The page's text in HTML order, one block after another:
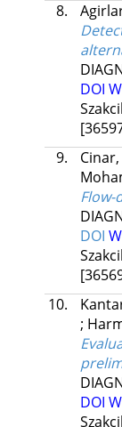
8.
DOI
9.
DOI
10.
;
DOI